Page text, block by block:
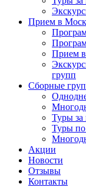
Прием в
Прием
групп
Сборные
Туры за
Туры по
Акции
Новости
Отзывы
Контакты